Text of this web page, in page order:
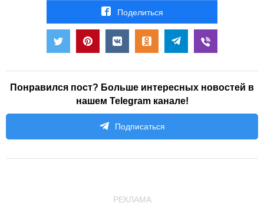
Поделиться
Понравился пост? Больше интересных новостей в
нашем Telegram канале!
Подписаться
РЕКЛАМА